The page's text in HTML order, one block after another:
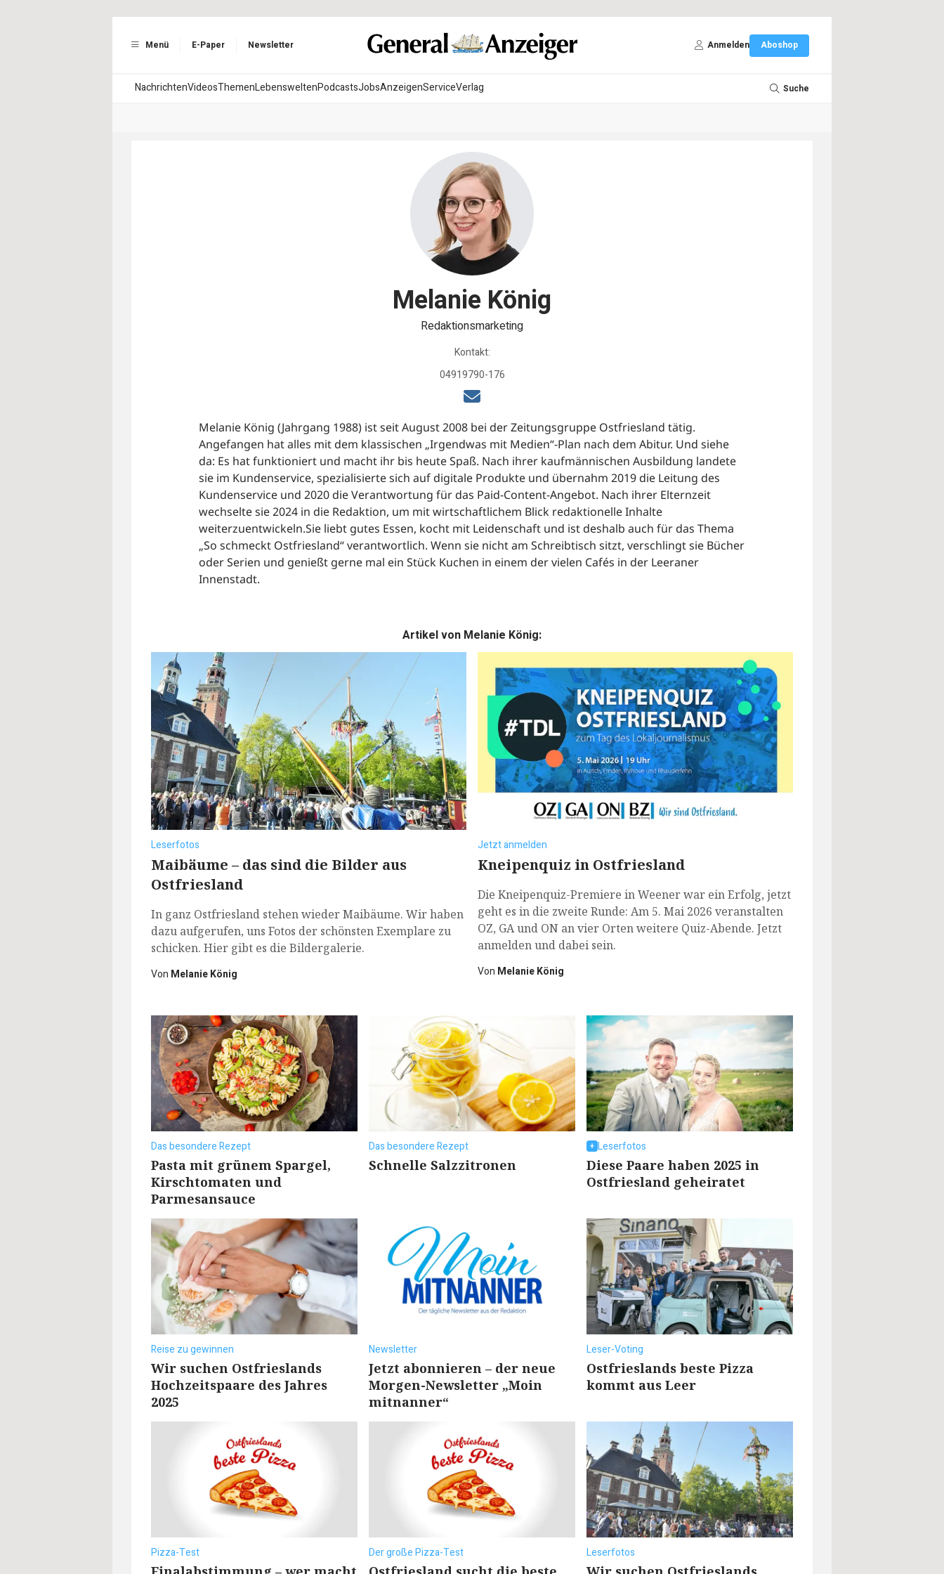
Menü E-Paper Newsletter Anmelden Aboshop
NachrichtenVideosThemenLebensweltenPodcastsJobsAnzeigenServiceVerlag Suche
Melanie König
Redaktionsmarketing
Kontakt:
04919790-176
Melanie König (Jahrgang 1988) ist seit August 2008 bei der Zeitungsgruppe Ostfriesland tätig.
Angefangen hat alles mit dem klassischen „Irgendwas mit Medien“-Plan nach dem Abitur. Und siehe
da: Es hat funktioniert und macht ihr bis heute Spaß. Nach ihrer kaufmännischen Ausbildung landete
sie im Kundenservice, spezialisierte sich auf digitale Produkte und übernahm 2019 die Leitung des
Kundenservice und 2020 die Verantwortung für das Paid-Content-Angebot. Nach ihrer Elternzeit
wechselte sie 2024 in die Redaktion, um mit wirtschaftlichem Blick redaktionelle Inhalte
weiterzuentwickeln.Sie liebt gutes Essen, kocht mit Leidenschaft und ist deshalb auch für das Thema
„So schmeckt Ostfriesland“ verantwortlich. Wenn sie nicht am Schreibtisch sitzt, verschlingt sie Bücher
oder Serien und genießt gerne mal ein Stück Kuchen in einem der vielen Cafés in der Leeraner
Innenstadt.
Artikel von Melanie König:
Leserfotos
Maibäume – das sind die Bilder aus
Ostfriesland
In ganz Ostfriesland stehen wieder Maibäume. Wir haben
dazu aufgerufen, uns Fotos der schönsten Exemplare zu
schicken. Hier gibt es die Bildergalerie.
Von Melanie König
Jetzt anmelden
Kneipenquiz in Ostfriesland
Die Kneipenquiz-Premiere in Weener war ein Erfolg, jetzt
geht es in die zweite Runde: Am 5. Mai 2026 veranstalten
OZ, GA und ON an vier Orten weitere Quiz-Abende. Jetzt
anmelden und dabei sein.
Von Melanie König
Das besondere Rezept
Pasta mit grünem Spargel,
Kirschtomaten und
Parmesansauce
Das besondere Rezept
Schnelle Salzzitronen
Leserfotos
Diese Paare haben 2025 in
Ostfriesland geheiratet
Reise zu gewinnen
Wir suchen Ostfrieslands
Hochzeitspaare des Jahres
2025
Newsletter
Jetzt abonnieren – der neue
Morgen-Newsletter „Moin
mitnanner“
Leser-Voting
Ostfrieslands beste Pizza
kommt aus Leer
Pizza-Test Der große Pizza-Test Leserfotos